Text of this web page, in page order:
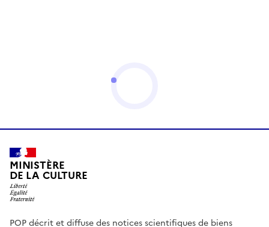
MINISTÈRE
DE LA CULTURE
POP décrit et diffuse des notices scientifiques de biens